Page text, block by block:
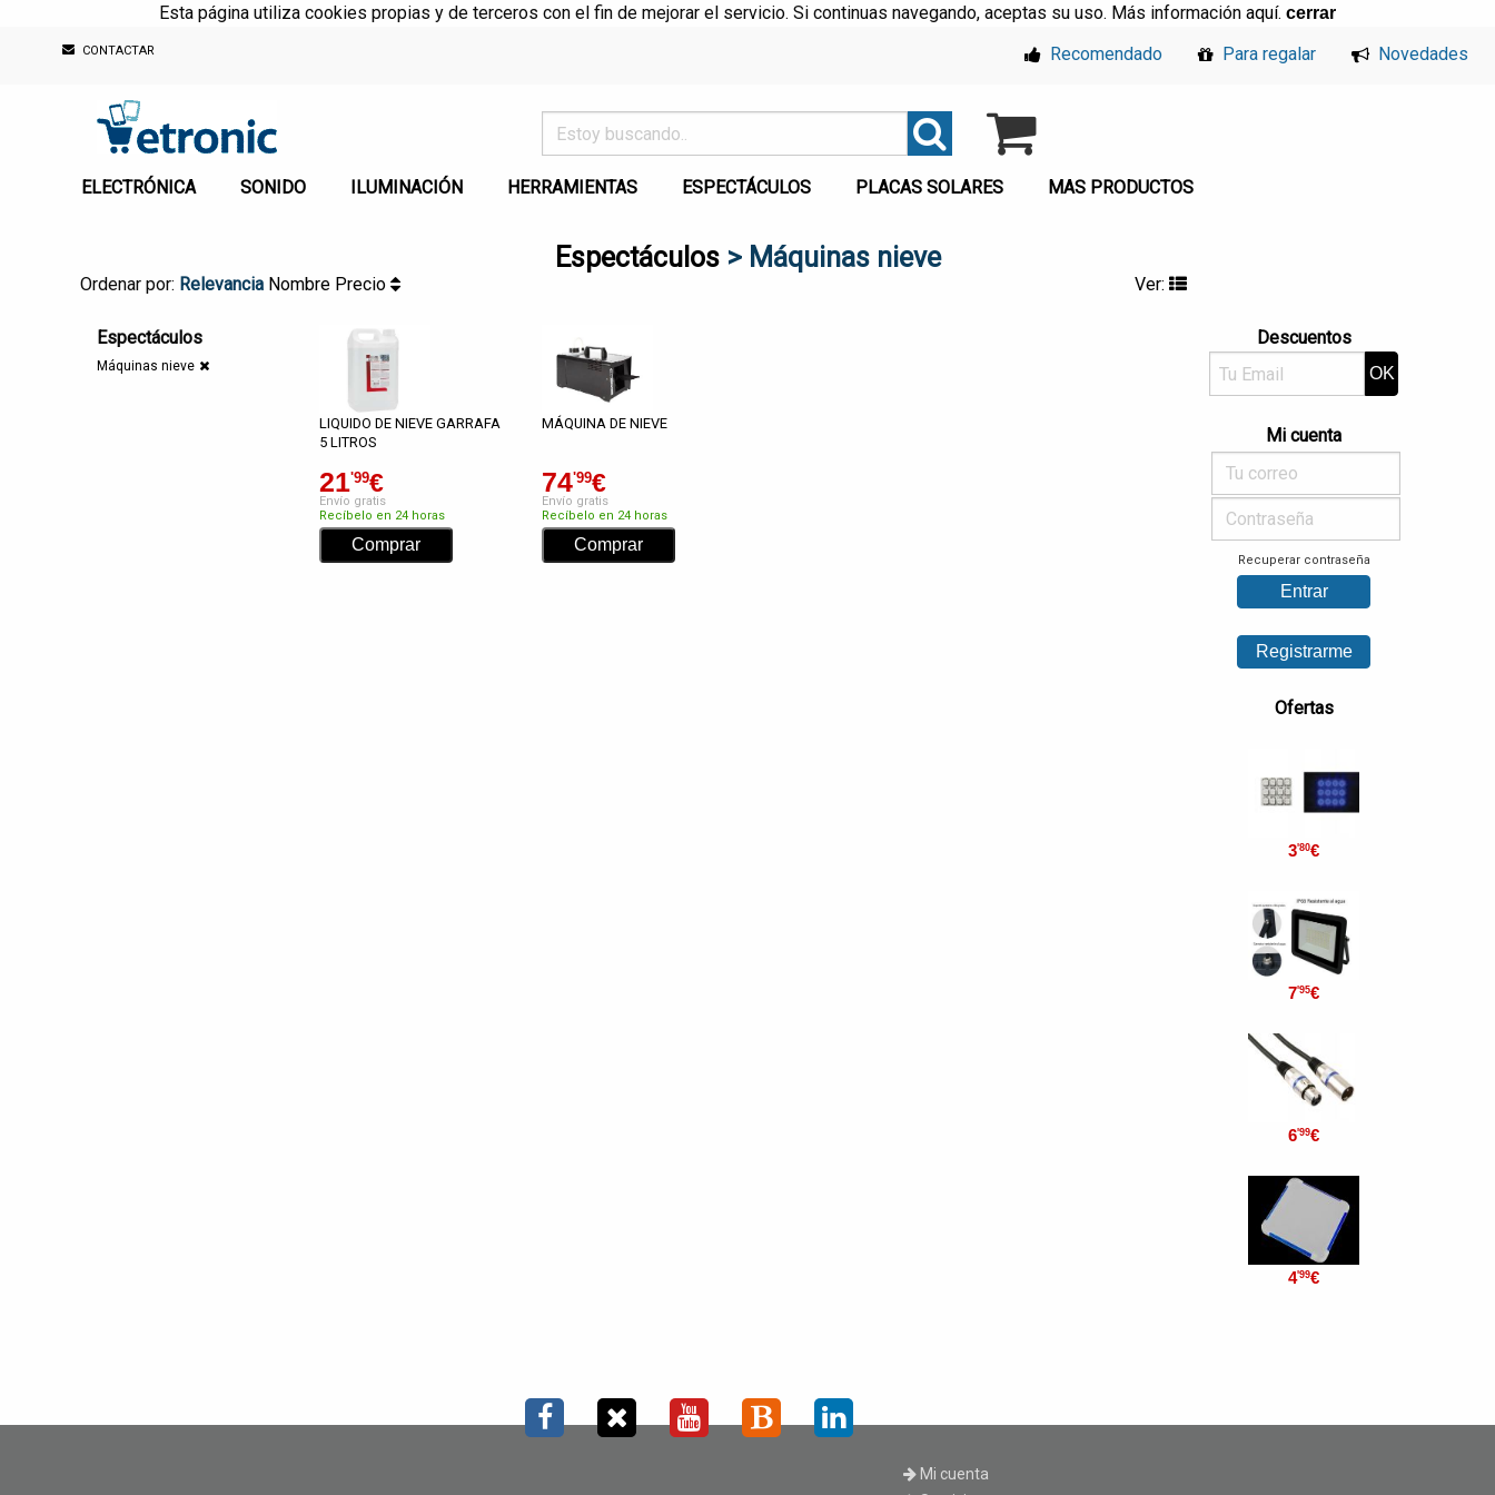
Esta página utiliza cookies propias y de terceros con el fin de mejorar el servicio. Si continuas navegando, aceptas su uso. Más información aquí. cerrar
CONTACTAR Recomendado Para regalar Novedades
ELECTRÓNICA SONIDO ILUMINACIÓN HERRAMIENTAS ESPECTÁCULOS PLACAS SOLARES MAS PRODUCTOS
Espectáculos> Máquinas nieve
Ordenar por: Relevancia Nombre Precio Ver:
Espectáculos
Máquinas nieve
LIQUIDO DE NIEVE GARRAFA
5 LITROS
21'99€
Envío gratis
Recíbelo en 24 horas
MÁQUINA DE NIEVE
74'99€
Envío gratis
Recíbelo en 24 horas
Descuentos
Mi cuenta
Recuperar contraseña
Ofertas
3'80€
7'95€
6'99€
4'99€
Mi cuenta